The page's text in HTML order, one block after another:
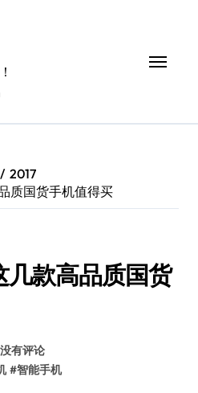
2017
质国货手机值得买
款高品质国货
没有评论
#智能手机